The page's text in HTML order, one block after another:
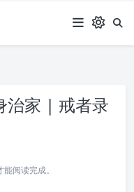
治家 | 戒者录
阅读完成。